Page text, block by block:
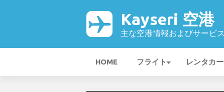
Kayseri 空港
主な空港情報およびサービス
HOME フライト レンタカー